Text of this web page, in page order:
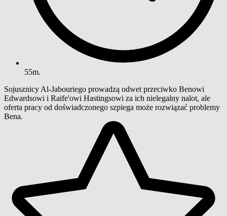
55m.
Sojusznicy Al-Jabouriego prowadzą odwet przeciwko Benowi
Edwardsowi i Raife'owi Hastingsowi za ich nielegalny nalot, ale
oferta pracy od doświadczonego szpiega może rozwiązać problemy
Bena.